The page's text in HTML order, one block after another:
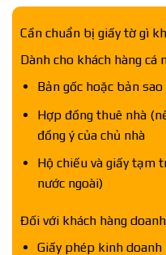
Cần chuẩn bị giấy tờ gì
Dành cho khách hàng cá
Bản gốc hoặc bản sao
Hợp đồng thuê nhà
đồng ý của chủ nhà
Hộ chiếu và giấy tạm
nước ngoài)
Đối với khách hàng
Giấy phép kinh